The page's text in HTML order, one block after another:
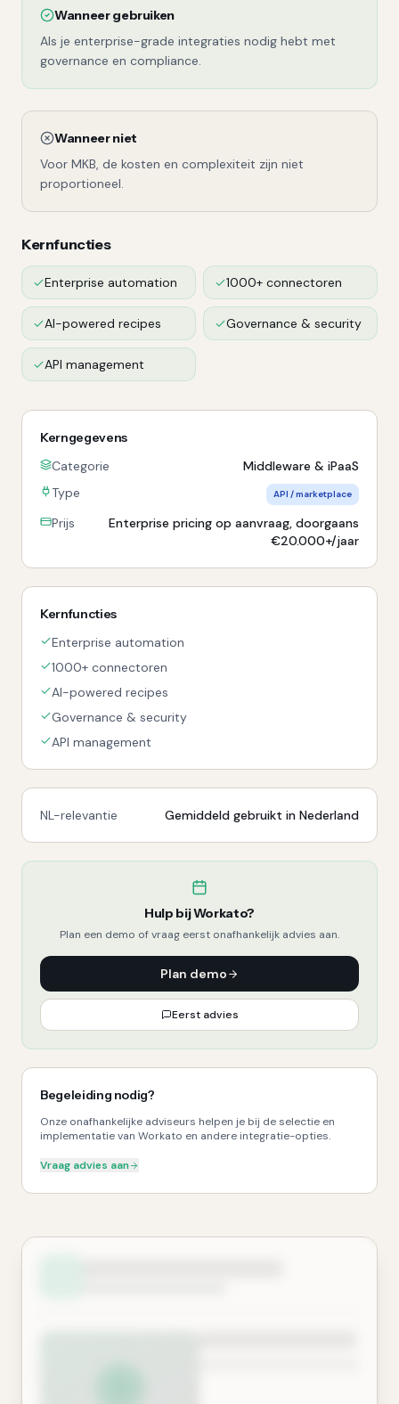
Wanneer gebruiken
Als je enterprise-grade integraties nodig hebt met
governance en compliance.
Wanneer niet
Voor MKB, de kosten en complexiteit zijn niet
proportioneel.
Kernfuncties
Enterprise automation 1000+ connectoren
AI-powered recipes Governance & security
API management
Kerngegevens
Categorie
Middleware & iPaaS
Type
API / marketplace
Prijs
Enterprise pricing op aanvraag, doorgaans
€20.000+/jaar
Kernfuncties
Enterprise automation
1000+ connectoren
AI-powered recipes
Governance & security
API management
NL-relevantie Gemiddeld gebruikt in Nederland
Hulp bijWorkato?
Plan een demo of vraag eerst onafhankelijk advies aan.
Plan demo
Eerst advies
Begeleiding nodig?
Onze onafhankelijke adviseurs helpen je bij de selectie en
implementatie van Workato en andere integratie-opties.
Vraag advies aan